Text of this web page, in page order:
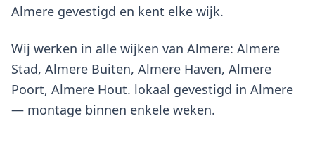
Almere gevestigd en kent elke wijk.
Wij werken in alle wijken van Almere: Almere
Stad, Almere Buiten, Almere Haven, Almere
Poort, Almere Hout. lokaal gevestigd in Almere
— montage binnen enkele weken.